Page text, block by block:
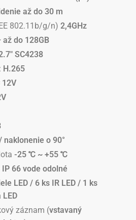
až do 30 m
802.11b/g/n) 2,4GHz
až do 128GB
SC4238
H.265
12V
naklonenie o 90°
-25 ℃ ~ +55 ℃
IP 66 vode odolné
LED / 6 ks IR LED / 1 ks
záznam (vstavaný